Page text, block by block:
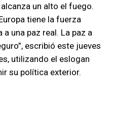
un alto el fuego.
tiene la fuerza
una paz real. La paz a
escribió este jueves
utilizando el eslogan
su política exterior.